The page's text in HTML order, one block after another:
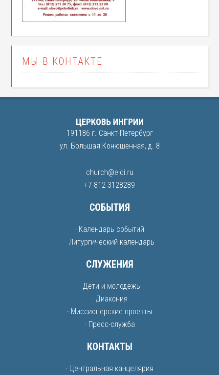
МЫ В КОНТАКТЕ
ЦЕРКОВЬ ИНГРИИ
191186 г. Санкт-Петербург
ул. Большая Конюшенная, д. 8
church@elci.ru
+7-812-3128289
СОБЫТИЯ
· Календарь событий
· Литургический календарь
СЛУЖЕНИЯ
· Дети и молодежь
· Диакония
· Миссионерские проекты
· Пресс-служба
КОНТАКТЫ
· Центральная канцелярия